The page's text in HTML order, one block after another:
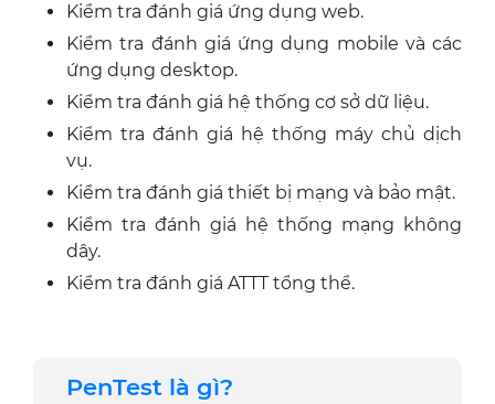
Kiểm tra đánh giá ứng dụng web.
Kiểm tra đánh giá ứng dụng mobile và các
ứng dụng desktop.
Kiểm tra đánh giá hệ thống cơ sở dữ liệu.
Kiểm tra đánh giá hệ thống máy chủ dịch
vụ.
Kiểm tra đánh giá thiết bị mạng và bảo mật.
Kiểm tra đánh giá hệ thống mạng không
dây.
Kiểm tra đánh giá ATTT tổng thể.
PenTest là gì?